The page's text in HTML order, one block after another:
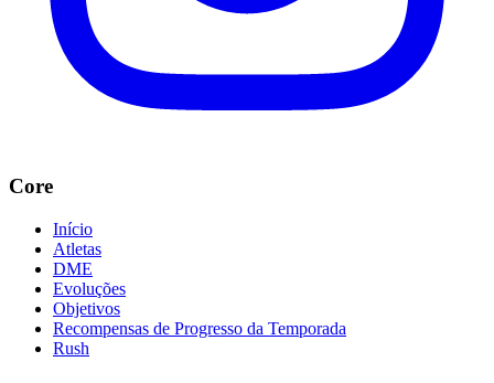
Core
Início
Atletas
DME
Evoluções
Objetivos
Recompensas de Progresso da Temporada
Rush